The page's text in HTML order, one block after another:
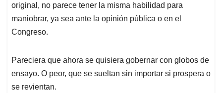
original, no parece tener la misma habilidad para
maniobrar, ya sea ante la opinión pública o en el
Congreso.
Pareciera que ahora se quisiera gobernar con globos de
ensayo. O peor, que se sueltan sin importar si prospera o
se revientan.